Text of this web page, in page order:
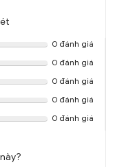
0 đánh giá
0 đánh giá
0 đánh giá
0 đánh giá
0 đánh giá